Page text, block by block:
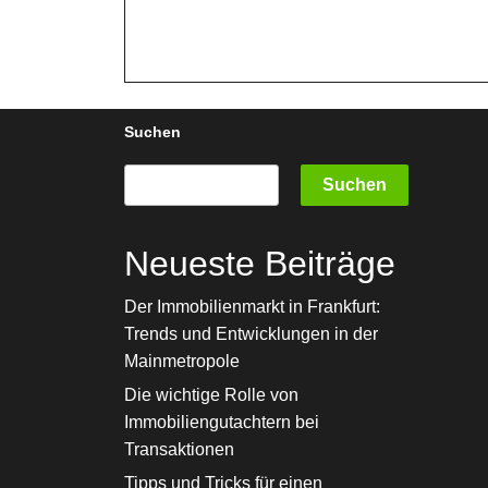
Suchen
Suchen
Neueste Beiträge
Der Immobilienmarkt in Frankfurt:
Trends und Entwicklungen in der
Mainmetropole
Die wichtige Rolle von
Immobiliengutachtern bei
Transaktionen
Tipps und Tricks für einen